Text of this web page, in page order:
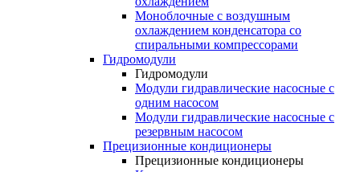
Моноблочные с воздушным
охлаждением конденсатора со
спиральными компрессорами
Гидромодули
Гидромодули
Модули гидравлические насосные с
одним насосом
Модули гидравлические насосные с
резервным насосом
Прецизионные кондиционеры
Прецизионные кондиционеры